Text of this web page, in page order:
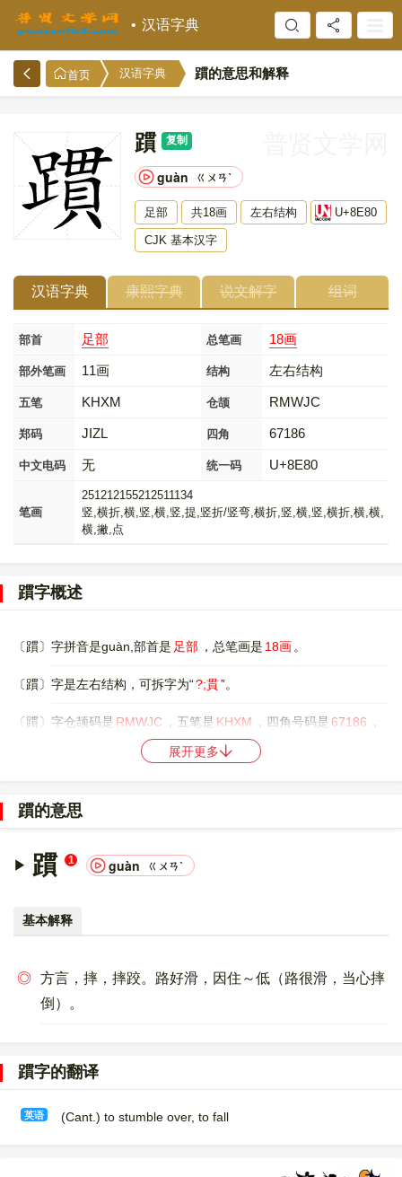
汉语字典
首页 汉语字典 躀的意思和解释
躀 复制
guàn ㄍㄨㄢˋ
足部 共18画 左右结构 U+8E80
CJK 基本汉字
汉语字典 康熙字典 说文解字 组词
部首 足部 总笔画 18画
部外笔画 11画 结构 左右结构
五笔 KHXM 仓颉 RMWJC
郑码 JIZL 四角 67186
中文电码 无 统一码 U+8E80
笔画
251212155212511134
竖,横折,横,竖,横,竖,提,竖折/竖弯,横折,竖,横,竖,横折,横,横,
横,撇,点
躀字概述
〔躀〕字拼音是guàn,部首是 足部 ，总笔画是 18画 。
〔躀〕字是左右结构，可拆字为“?;貫”。
〔躀〕字仓颉码是 RMWJC ，五笔是 KHXM ，四角号码是 67186
，
，中文电码是无，。
00008E80，UTF-8：E8 BA 80。
展开更多
躀的意思
躀 1 guàn ㄍㄨㄢˋ
基本解释
◎ 方言，摔，摔跤。路好滑，因住～低（路很滑，当心摔
倒）。
躀字的翻译
英语 (Cant.) to stumble over, to fall